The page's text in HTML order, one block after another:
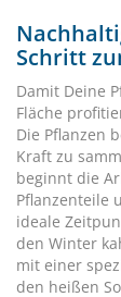
Schritt
Damit Deine
Fläche
Die Pflanzen
Kraft zu
beginnt die
Pflanzenteile
ideale
den Winter
mit einer
den heißen